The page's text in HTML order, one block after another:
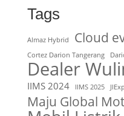
Tags
Almaz Hybrid Cloud
Cortez Darion Tangerang
Dealer
IIMS 2024 IIMS 2025
Maju Global